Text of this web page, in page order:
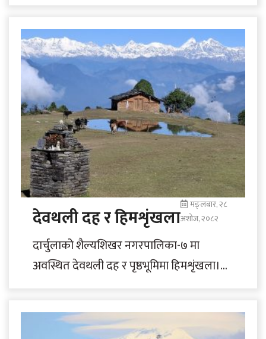
देवथली दह र हिमशृंखला
मङ्लबार, २८
अशोज, २०८२
दार्चुलाको शैल्यशिखर नगरपालिका-७ मा
अवस्थित देवथली दह र पृष्ठभूमिमा हिमशृंखला।